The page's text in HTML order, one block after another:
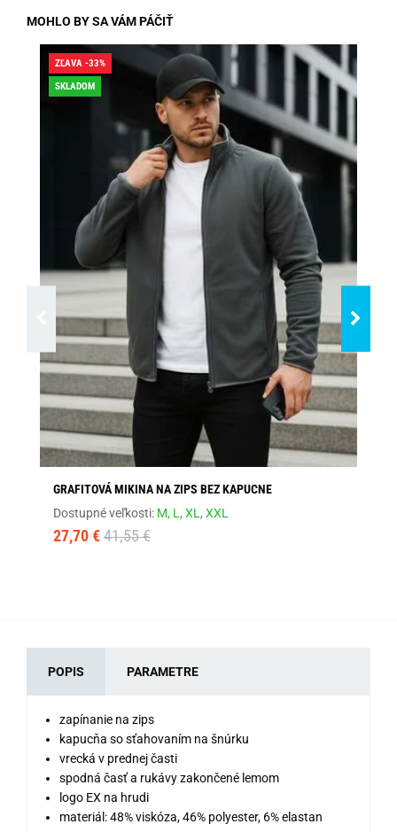
MOHLO BY SA VÁM PÁČIŤ
ZĽAVA -33%
SKLADOM
GRAFITOVÁ MIKINA NA ZIPS BEZ KAPUCNE
Dostupné veľkosti: M, L,XL,XXL
27,70 € 41,55 €
POPIS PARAMETRE
zapínanie na zips
kapucňa so sťahovaním na šnúrku
vrecká v prednej časti
spodná časť a rukávy zakončené lemom
logo EX na hrudi
materiál: 48% viskóza, 46% polyester, 6% elastan